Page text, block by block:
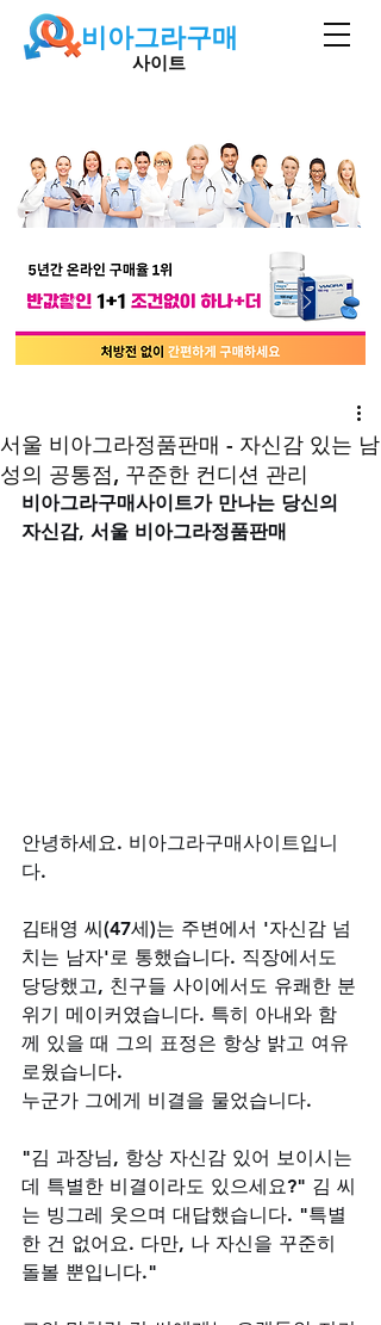
비아그라구매
사이트
서울 비아그라정품판매 - 자신감 있는 남
성의 공통점, 꾸준한 컨디션 관리
비아그라구매사이트가 만나는 당신의
자신감, 서울 비아그라정품판매
안녕하세요. 비아그라구매사이트입니
다.
김태영 씨(47세)는 주변에서 '자신감 넘
치는 남자'로 통했습니다. 직장에서도
당당했고, 친구들 사이에서도 유쾌한 분
위기 메이커였습니다. 특히 아내와 함
께 있을 때 그의 표정은 항상 밝고 여유
로웠습니다.
누군가 그에게 비결을 물었습니다.
"김 과장님, 항상 자신감 있어 보이시는
데 특별한 비결이라도 있으세요?" 김 씨
는 빙그레 웃으며 대답했습니다. "특별
한 건 없어요. 다만, 나 자신을 꾸준히
돌볼 뿐입니다."